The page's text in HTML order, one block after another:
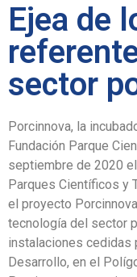
Ejea de
sector
Porcinnova, la
Fundación Parque
septiembre de 2020
Parques Científicos y
el proyecto
tecnología del sector
instalaciones cedidas
Desarrollo, en el